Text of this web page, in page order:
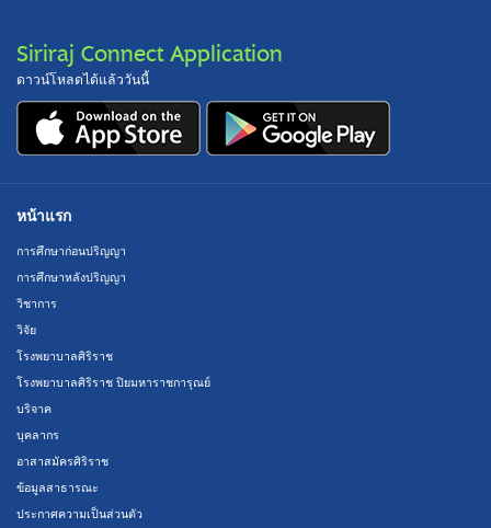
Siriraj Connect Application
ดาวน์โหลดได้แล้ววันนี้
หน้าแรก
การศึกษาก่อนปริญญา
การศึกษาหลังปริญญา
วิชาการ
วิจัย
โรงพยาบาลศิริราช
โรงพยาบาลศิริราช ปิยมหาราชการุณย์
บริจาค
บุคลากร
อาสาสมัครศิริราช
ข้อมูลสาธารณะ
ประกาศความเป็นส่วนตัว